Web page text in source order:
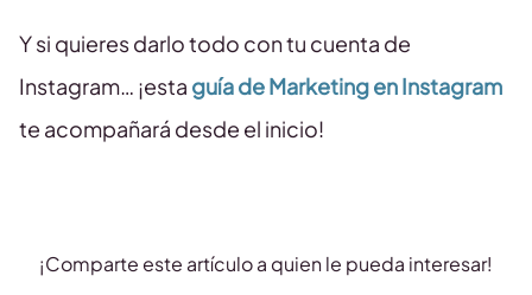
Y si quieres darlo todo con tu cuenta de
Instagram… ¡esta guía de Marketing en Instagram
te acompañará desde el inicio!
¡Comparte este artículo a quien le pueda interesar!